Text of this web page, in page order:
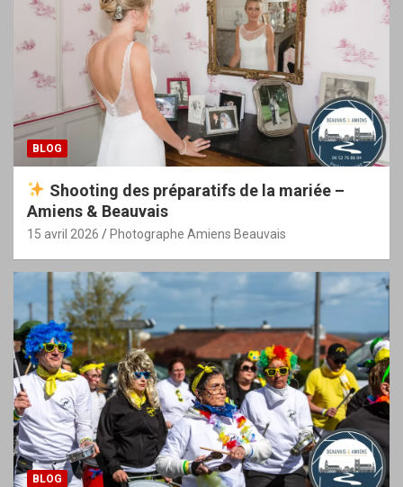
BLOG
Shooting des préparatifs de la mariée –
Amiens & Beauvais
15 avril 2026 Photographe Amiens Beauvais
BLOG